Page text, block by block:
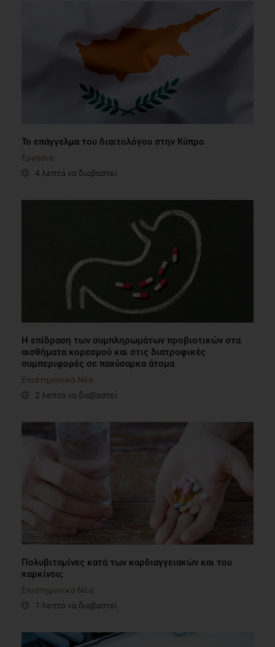
Το επάγγελμα του διαιτολόγου στην Κύπρο
Εργασία
4 λεπτά να διαβαστεί
Η επίδραση των συμπληρωμάτων προβιοτικών στα
αισθήματα κορεσμού και στις διατροφικές
συμπεριφορές σε παχύσαρκα άτομα
Επιστημονικά Νέα
2 λεπτά να διαβαστεί
Πολυβιταμίνες κατά των καρδιαγγειακών και του
καρκίνου;
Επιστημονικά Νέα
1 λεπτό να διαβαστεί